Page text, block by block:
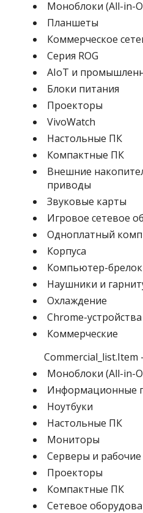
Моноблоки (All-in-
Планшеты
Коммерческое
Серия ROG
AIoT и
Блоки питания
Проекторы
VivoWatch
Настольные ПК
Компактные ПК
Внешние
приводы
Звуковые карты
Игровое сетевое
Одноплатный
Корпуса
Компьютер-брелок
Наушники и
Охлаждение
Chrome-устройства
Коммерческие
Commercial_list.Item
Моноблоки (All-in-
Информационные
Ноутбуки
Настольные ПК
Мониторы
Серверы и
Проекторы
Компактные ПК
Сетевое